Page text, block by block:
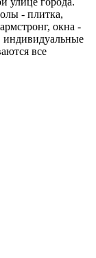
- плитка,
окна -
индивидуальные
все